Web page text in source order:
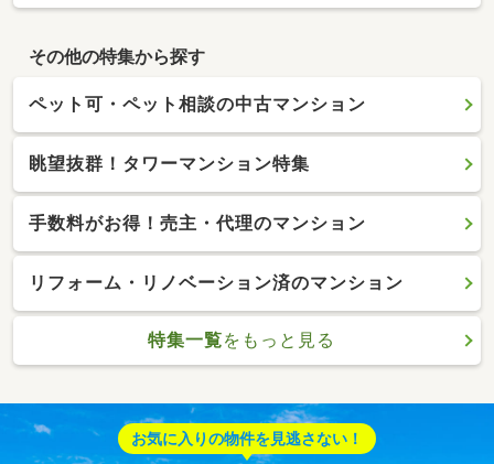
その他の特集から探す
ペット可・ペット相談の中古マンション
眺望抜群！タワーマンション特集
手数料がお得！売主・代理のマンション
リフォーム・リノベーション済のマンション
特集一覧をもっと見る
お気に入りの物件を見逃さない！